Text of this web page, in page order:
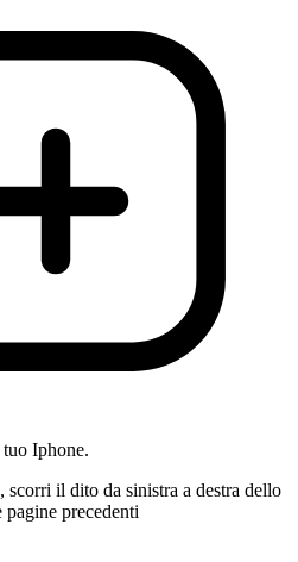
Iphone.
il dito da sinistra a destra dello
pagine precedenti